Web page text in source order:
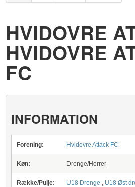
HVIDOVRE
HVIDOVRE
FC
INFORMATION
Forening: Hvidovre Attack FC
Køn: Drenge/Herrer
Række/Pulje: U18 Drenge , U18 Øst